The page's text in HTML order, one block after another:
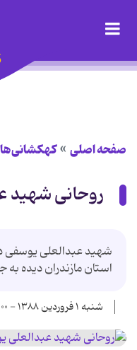
صفحه اصلی کهکشانی‌ها
روحانی شهید
استان مازندران دیده
شنبه ۱ فروردین ۱۳۸۸ - ۰۰:۰۰